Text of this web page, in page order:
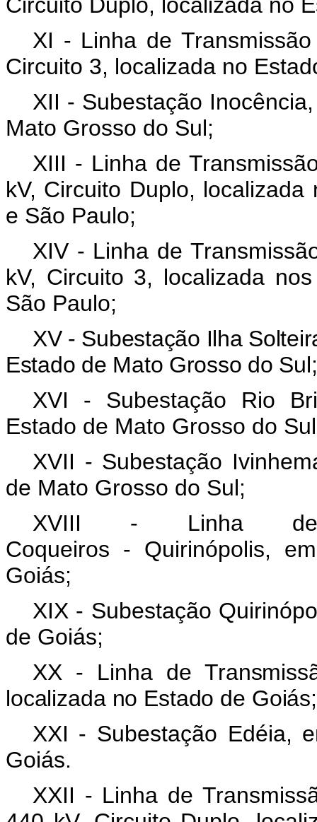
XI - Linha de
Circuito 3, localizada no
XII - Subestação
Mato Grosso do Sul;
XIII - Linha de
kV, Circuito Duplo,
e São Paulo;
XIV - Linha de
kV, Circuito 3, localizada
São Paulo;
XV - Subestação Ilha
Estado de Mato Grosso do Sul;
XVI - Subestação Rio
Estado de Mato Grosso do
XVII - Subestação
de Mato Grosso do Sul;
XVIII - Linha de
Coqueiros - Quirinópolis,
Goiás;
XIX - Subestação
de Goiás;
XX - Linha de
localizada no Estado de
XXI - Subestação Edéia,
Goiás.
XXII - Linha de